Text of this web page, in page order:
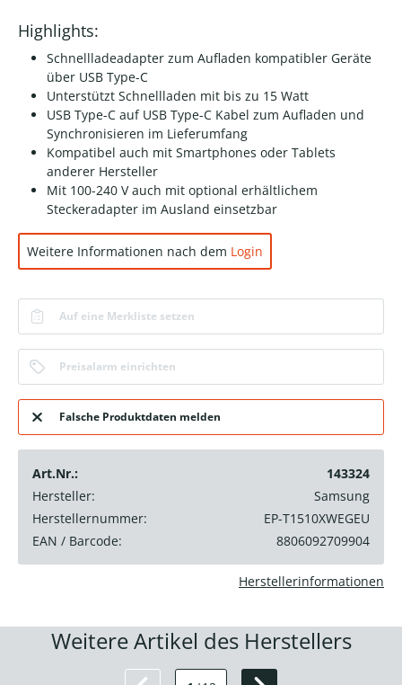
Highlights:
Schnellladeadapter zum Aufladen kompatibler Geräte
über USB Type-C
Unterstützt Schnellladen mit bis zu 15 Watt
USB Type-C auf USB Type-C Kabel zum Aufladen und
Synchronisieren im Lieferumfang
Kompatibel auch mit Smartphones oder Tablets
anderer Hersteller
Mit 100-240 V auch mit optional erhältlichem
Steckeradapter im Ausland einsetzbar
Weitere Informationen nach dem Login
Auf eine Merkliste setzen
Preisalarm einrichten
Falsche Produktdaten melden
Art.Nr.:
143324
Hersteller:
Samsung
Herstellernummer:
EP-T1510XWEGEU
EAN / Barcode:
8806092709904
Herstellerinformationen
Weitere Artikel des Herstellers